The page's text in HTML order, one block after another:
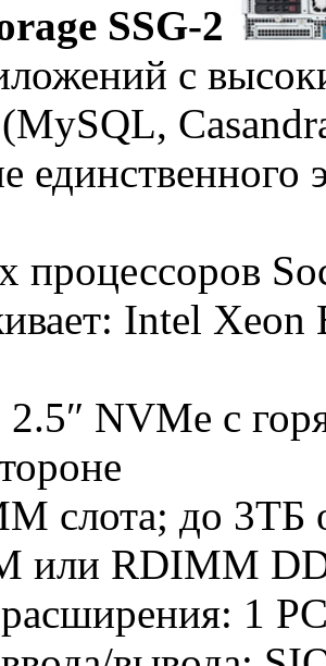
SSG-2
с
единственного
процессоров
Intel
NVMe с
слота; до 3ТБ
или RDIMM
1